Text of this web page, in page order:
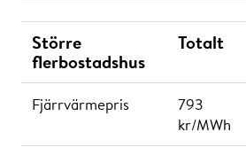
Större
flerbostadshus
Totalt
Fjärrvärmepris
793
kr/MWh